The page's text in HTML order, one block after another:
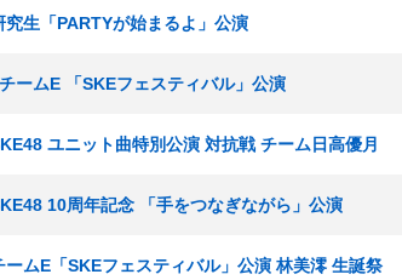
生「PARTYが始まるよ」公演
ームE 「SKEフェスティバル」公演
ユニット曲特別公演 対抗戦 チーム日高優月
10周年記念 「手をつなぎながら」公演
ムE「SKEフェスティバル」公演 林美澪 生誕祭